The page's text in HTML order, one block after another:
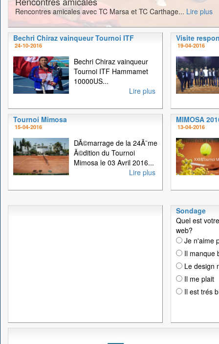
Rencontres amicales avec TC Marsa et TC Carthage... Lire plus
Bechri Chiraz vainqueur Tournoi ITF
24-10-2016
Bechri Chiraz vainqueur
Tournoi ITF Hammamet
10000US...
Lire plus
Visite
19-04-2016
Tournoi Mimosa
15-04-2016
DÃ©marrage de la 24Ã¨me
Ã©dition du Tournoi
Mimosa le 03 Avril 2016...
Lire plus
MIMOSA
13-04-2016
Sondage
Quel est
web?
Je n'aime
Il manque
Le design
Il me plait
Il est trés